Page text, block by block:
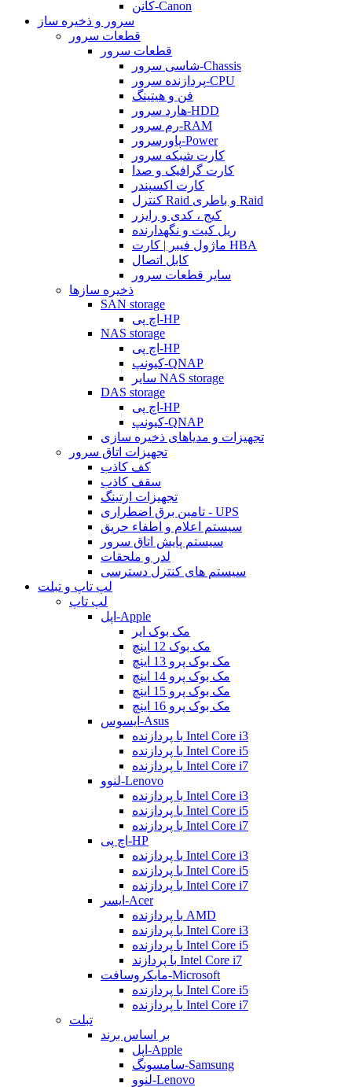
کانن-Canon
سرور و ذخیره ساز
قطعات سرور
قطعات سرور
شاسی سرور-Chassis
پردازنده سرور-CPU
فن و هیتینگ
هارد سرور-HDD
رم سرور-RAM
پاورسرور-Power
کارت شبکه سرور
کارت گرافیک و صدا
کارت اکسپندر
کنترل Raid و باطری Raid
کیج ، کدی و رایزر
ریل کیت و نگهدارنده
ماژول فیبر | کارت HBA
کابل اتصال
سایر قطعات سرور
ذخیره سازها
SAN storage
اچ پی-HP
NAS storage
اچ پی-HP
کیونپ-QNAP
سایر NAS storage
DAS storage
اچ پی-HP
کیونپ-QNAP
تجهیزات و مدیاهای ذخیره سازی
تجهیزات اتاق سرور
کف کاذب
سقف کاذب
تجهیزات ارتینگ
تامین برق اضطراری - UPS
سیستم اعلام و اطفاء حریق
سیستم پایش اتاق سرور
لدر و ملحقات
سیستم های کنترل دسترسی
لپ تاپ و تبلت
لپ تاپ
اپل-Apple
مک بوک ایر
مک بوک 12 اینچ
مک بوک پرو 13 اینچ
مک بوک پرو 14 اینچ
مک بوک پرو 15 اینچ
مک بوک پرو 16 اینچ
ایسوس-Asus
با پردازنده Intel Core i3
با پردازنده Intel Core i5
با پردازنده Intel Core i7
لنوو-Lenovo
با پردازنده Intel Core i3
با پردازنده Intel Core i5
با پردازنده Intel Core i7
اچ پی-HP
با پردازنده Intel Core i3
با پردازنده Intel Core i5
با پردازنده Intel Core i7
ایسر-Acer
با پردازنده AMD
با پردازنده Intel Core i3
با پردازنده Intel Core i5
با پردازند Intel Core i7
مایکروسافت-Microsoft
با پردازنده Intel Core i5
با پردازنده Intel Core i7
تبلت
بر اساس برند
اپل-Apple
سامسونگ-Samsung
لنوو-Lenovo